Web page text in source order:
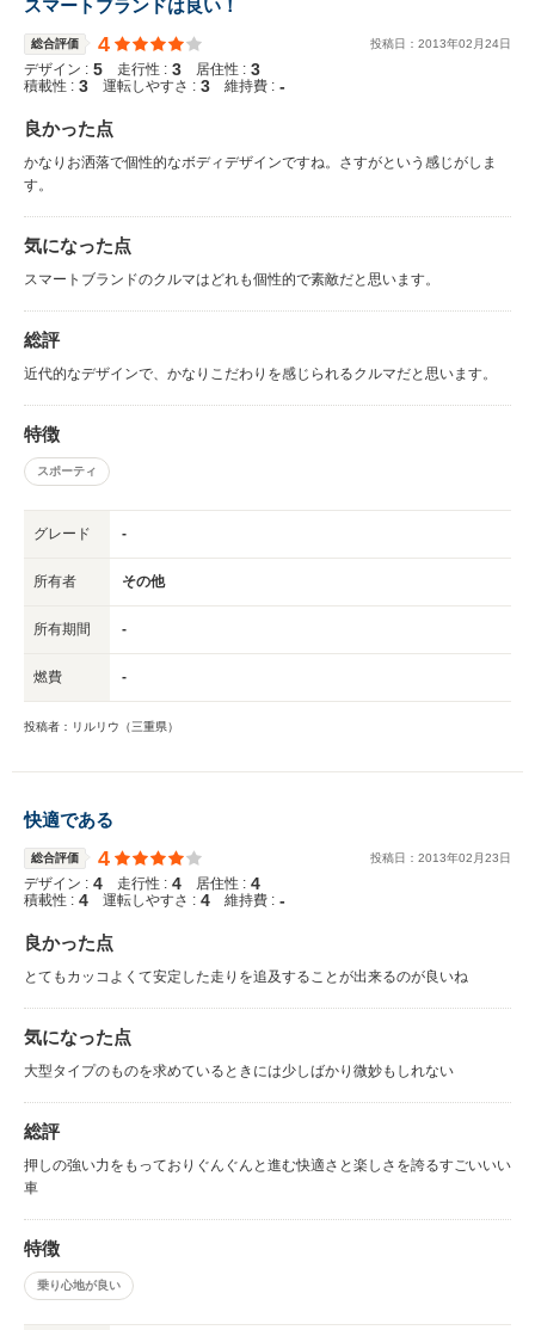
スマートブランドは良い！
総合評価 4 投稿日： 2013年02 月24日
デザイン : 5 走行性 : 3 居住性 : 3
積載性 : 3 運転しやすさ : 3 維持費 : -
良かった点
かなりお洒落で個性的なボディデザインですね。さすがという感じがしま
す。
気になった点
スマートブランドのクルマはどれも個性的で素敵だと思います。
総評
近代的なデザインで、かなりこだわりを感じられるクルマだと思います。
特徴
スポーティ
グレード -
所有者 その他
所有期間 -
燃費 -
投稿者：リルリウ（三重県）
快適である
総合評価 4 投稿日： 2013年02 月23日
デザイン : 4 走行性 : 4 居住性 : 4
積載性 : 4 運転しやすさ : 4 維持費 : -
良かった点
とてもカッコよくて安定した走りを追及することが出来るのが良いね
気になった点
大型タイプのものを求めているときには少しばかり微妙もしれない
総評
押しの強い力をもっておりぐんぐんと進む快適さと楽しさを誇るすごいいい
車
特徴
乗り心地が良い